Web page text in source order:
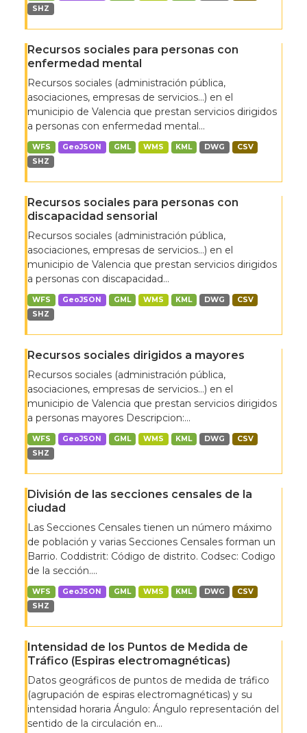
SHZ
Recursos sociales para personas con
enfermedad mental
Recursos sociales (administración pública,
asociaciones, empresas de servicios…) en el
municipio de Valencia que prestan servicios dirigidos
a personas con enfermedad mental...
WFS GeoJSON GML WMS KML DWG
CSV
SHZ
Recursos sociales para personas con
discapacidad sensorial
Recursos sociales (administración pública,
asociaciones, empresas de servicios…) en el
municipio de Valencia que prestan servicios dirigidos
a personas con discapacidad...
WFS GeoJSON GML WMS KML DWG
CSV
SHZ
Recursos sociales dirigidos a mayores
Recursos sociales (administración pública,
asociaciones, empresas de servicios…) en el
municipio de Valencia que prestan servicios dirigidos
a personas mayores Descripcion:...
WFS GeoJSON GML WMS KML DWG
CSV
SHZ
División de las secciones censales de la
ciudad
Las Secciones Censales tienen un número máximo
de población y varias Secciones Censales forman un
Barrio. Coddistrit: Código de distrito. Codsec: Codigo
de la sección....
WFS GeoJSON GML WMS KML DWG
CSV
SHZ
Intensidad de los Puntos de Medida de
Tráfico (Espiras electromagnéticas)
Datos geográficos de puntos de medida de tráfico
(agrupación de espiras electromagnéticas) y su
intensidad horaria Ángulo: Ángulo representación del
sentido de la circulación en...